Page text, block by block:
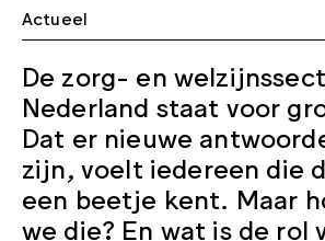
Actueel
De zorg- en
Nederland staat voor
Dat er nieuwe
zijn, voelt iedereen die
een beetje kent. Maar
we die? En wat is de rol